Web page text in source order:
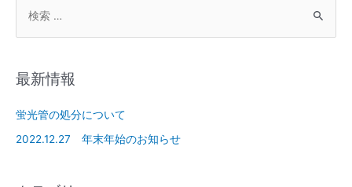
最新情報
蛍光管の処分について
2022.12.27 年末年始のお知らせ